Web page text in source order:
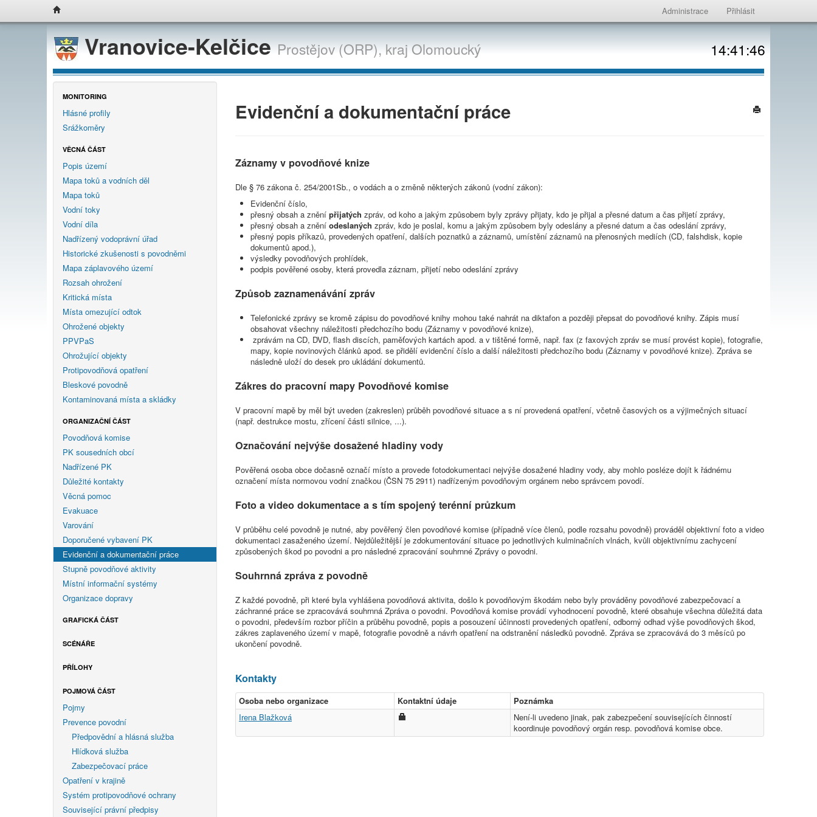
Administrace Přihlásit
Vranovice-KelčiceProstějov (ORP),krajOlomoucký 14:41:46
MONITORING
Hlásné profily
Srážkoměry
VĚCNÁ ČÁST
Popis území
Mapa toků a vodních děl
Mapa toků
Vodní toky
Vodní díla
Nadřízený vodoprávní úřad
Historické zkušenosti s povodněmi
Mapa záplavového území
Rozsah ohrožení
Kritická místa
Místa omezující odtok
Ohrožené objekty
PPVPaS
Ohrožující objekty
Protipovodňová opatření
Bleskové povodně
Kontaminovaná místa a skládky
ORGANIZAČNÍ ČÁST
Povodňová komise
PK sousedních obcí
Nadřízené PK
Důležité kontakty
Věcná pomoc
Evakuace
Varování
Doporučené vybavení PK
Evidenční a dokumentační práce
Stupně povodňové aktivity
Místní informační systémy
Organizace dopravy
GRAFICKÁ ČÁST
SCÉNÁŘE
PŘÍLOHY
POJMOVÁ ČÁST
Pojmy
Prevence povodní
Předpovědní a hlásná služba
Hlídková služba
Zabezpečovací práce
Opatření v krajině
Systém protipovodňové ochrany
Související právní předpisy
Evidenční a dokumentační práce
Záznamy v povodňové knize
Dle § 76 zákona č. 254/2001Sb., o vodách a o změně některých zákonů (vodní zákon):
Evidenční číslo,
přesný obsah a znění přijatých zpráv, od koho a jakým způsobem byly zprávy přijaty, kdo je přijal a přesné datum a čas přijetí zprávy,
přesný obsah a znění odeslaných zpráv, kdo je poslal, komu a jakým způsobem byly odeslány a přesné datum a čas odeslání zprávy,
přesný popis příkazů, provedených opatření, dalších poznatků a záznamů, umístění záznamů na přenosných mediích (CD, falshdisk, kopie
dokumentů apod.),
výsledky povodňových prohlídek,
podpis pověřené osoby, která provedla záznam, přijetí nebo odeslání zprávy
Způsob zaznamenávání zpráv
Telefonické zprávy se kromě zápisu do povodňové knihy mohou také nahrát na diktafon a později přepsat do povodňové knihy. Zápis musí
obsahovat všechny náležitosti předchozího bodu (Záznamy v povodňové knize),
zprávám na CD, DVD, flash discích, paměťových kartách apod. a v tištěné formě, např. fax (z faxových zpráv se musí provést kopie), fotografie,
mapy, kopie novinových článků apod. se přidělí evidenční číslo a další náležitosti předchozího bodu (Záznamy v povodňové knize). Zpráva se
následně uloží do desek pro ukládání dokumentů.
Zákres do pracovní mapy Povodňové komise
V pracovní mapě by měl být uveden (zakreslen) průběh povodňové situace a s ní provedená opatření, včetně časových os a výjimečných situací
(např. destrukce mostu, zřícení části silnice, ...).
Označování nejvýše dosažené hladiny vody
Pověřená osoba obce dočasně označí místo a provede fotodokumentaci nejvýše dosažené hladiny vody, aby mohlo posléze dojít k řádnému
označení místa normovou vodní značkou (ČSN 75 2911) nadřízeným povodňovým orgánem nebo správcem povodí.
Foto a video dokumentace a s tím spojený terénní průzkum
V průběhu celé povodně je nutné, aby pověřený člen povodňové komise (případně více členů, podle rozsahu povodně) prováděl objektivní foto a video
dokumentaci zasaženého území. Nejdůležitější je zdokumentování situace po jednotlivých kulminačních vlnách, kvůli objektivnímu zachycení
způsobených škod po povodni a pro následné zpracování souhrnné Zprávy o povodni.
Souhrnná zpráva z povodně
Z každé povodně, při které byla vyhlášena povodňová aktivita, došlo k povodňovým škodám nebo byly prováděny povodňové zabezpečovací a
záchranné práce se zpracovává souhrnná Zpráva o povodni. Povodňová komise provádí vyhodnocení povodně, které obsahuje všechna důležitá data
o povodni, především rozbor příčin a průběhu povodně, popis a posouzení účinnosti provedených opatření, odborný odhad výše povodňových škod,
zákres zaplaveného území v mapě, fotografie povodně a návrh opatření na odstranění následků povodně. Zpráva se zpracovává do 3 měsíců po
ukončení povodně.
Kontakty
Osoba nebo organizace Kontaktní údaje
Poznámka
Irena Blažková
Není-li uvedeno jinak, pak zabezpečení souvisejících činností
koordinuje povodňový orgán resp. povodňová komise obce.